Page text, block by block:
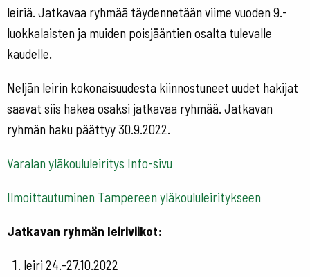
leiriä. Jatkavaa ryhmää täydennetään viime vuoden 9.-
luokkalaisten ja muiden poisjääntien osalta tulevalle
kaudelle.
Neljän leirin kokonaisuudesta kiinnostuneet uudet hakijat
saavat siis hakea osaksi jatkavaa ryhmää. Jatkavan
ryhmän haku päättyy 30.9.2022.
Varalan yläkoululeiritys Info-sivu
Ilmoittautuminen Tampereen yläkoululeiritykseen
Jatkavan ryhmän leiriviikot:
leiri 24.-27.10.2022